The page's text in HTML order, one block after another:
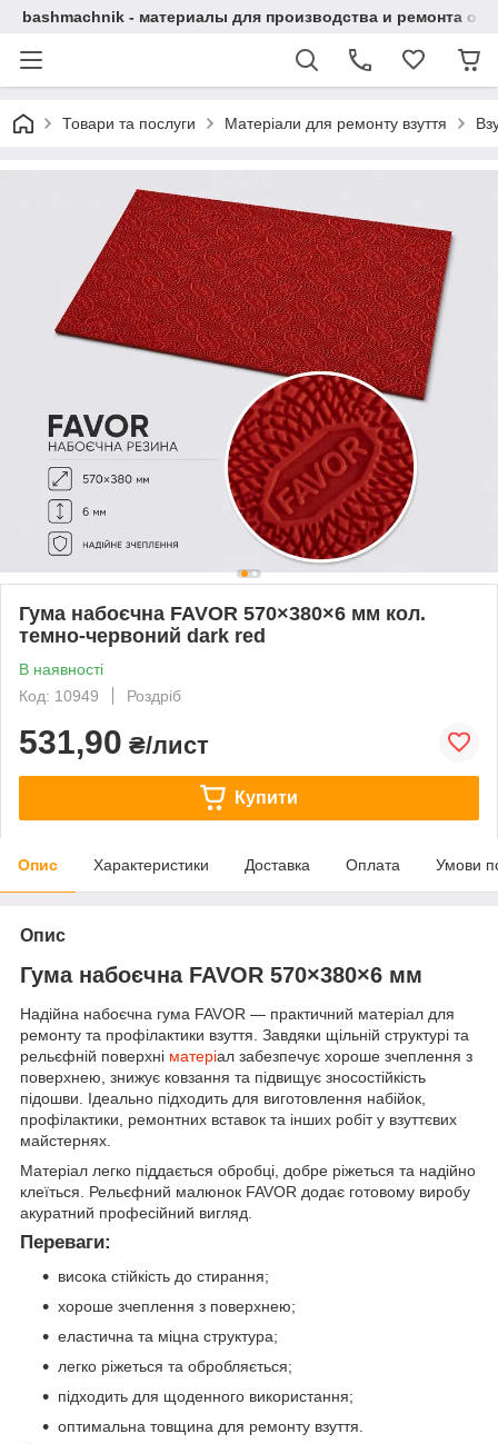
bashmachnik - материалы для производства и ремонта
Товари та послуги Матеріали для ремонту взуття
Гума набоєчна FAVOR 570×380×6 мм кол.
темно-червоний dark red
В наявності
Код: 10949
Роздріб
531,90 ₴/лист
Купити
Опис Характеристики Доставка Оплата Умови
Опис
Гума набоєчна FAVOR 570×380×6 мм
Надійна набоєчна гума FAVOR — практичний матеріал для
ремонту та профілактики взуття. Завдяки щільній структурі та
рельєфній поверхні матеріал забезпечує хороше зчеплення з
поверхнею, знижує ковзання та підвищує зносостійкість
підошви. Ідеально підходить для виготовлення набійок,
профілактики, ремонтних вставок та інших робіт у взуттєвих
майстернях.
Матеріал легко піддається обробці, добре ріжеться та надійно
клеїться. Рельєфний малюнок FAVOR додає готовому виробу
акуратний професійний вигляд.
Переваги:
висока стійкість до стирання;
хороше зчеплення з поверхнею;
еластична та міцна структура;
легко ріжеться та обробляється;
підходить для щоденного використання;
оптимальна товщина для ремонту взуття.